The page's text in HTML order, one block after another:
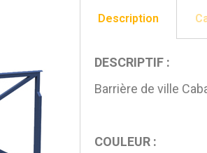
Description
DESCRIPTIF :
Barrière de ville
COULEUR :